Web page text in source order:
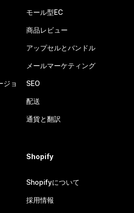
ジョ
モール型EC
商品レビュー
アップセルとバンドル
メールマーケティング
SEO
配送
通貨と翻訳
Shopify
Shopifyについて
採用情報